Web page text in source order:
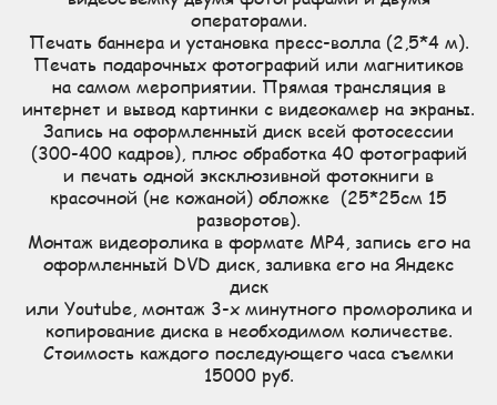
операторами.
Печать баннера и установка пресс-волла (2,5*4 м).
Печать подарочных фотографий или магнитиков
на самом мероприятии. Прямая трансляция в
интернет и вывод картинки с видеокамер на экраны.
Запись на оформленный диск всей фотосессии
(300-400 кадров), плюс обработка 40 фотографий
и печать одной эксклюзивной фотокниги в
красочной (не кожаной) обложке (25*25см 15
разворотов).
Монтаж видеоролика в формате MP4, запись его на
оформленный DVD диск, заливка его на Яндекс
диск
или Youtube, монтаж 3-х минутного проморолика и
копирование диска в необходимом количестве.
Стоимость каждого последующего часа съемки
15000 руб.